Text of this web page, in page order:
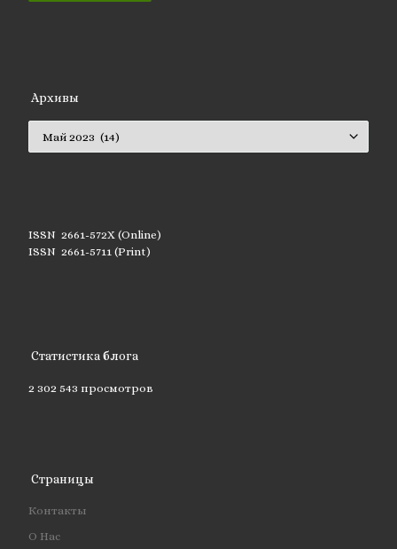
Архивы
ISSN 2661-572X (Online)
ISSN 2661-5711 (Print)
Статистика блога
2 302 543 просмотров
Страницы
Контакты
О Нас